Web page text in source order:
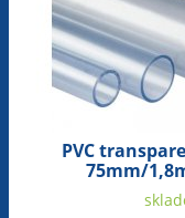
PVC
75mm/